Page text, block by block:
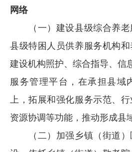
网络
（一）建设县级综合养老
县级特困人员供养服务机构和
建设机构照护、综合指导、信
服务管理平台，在承担县域
上，拓展和强化服务示范、
资源协调等功能，推动形成县
（二）加强乡镇（街道）